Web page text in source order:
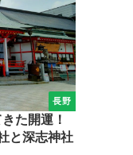
長野
た開運！
と深志神社